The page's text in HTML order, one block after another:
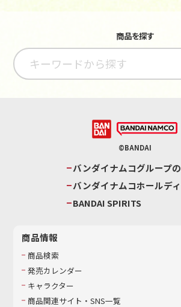
商品を探す
©BANDAI
バンダイナムコグループ
バンダイナムコホールデ
BANDAI SPIRITS
商品情報
商品検索
発売カレンダー
キャラクター
商品関連サイト・SNS一覧